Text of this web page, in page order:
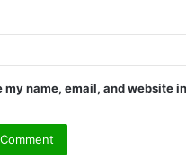
my name, email, and website